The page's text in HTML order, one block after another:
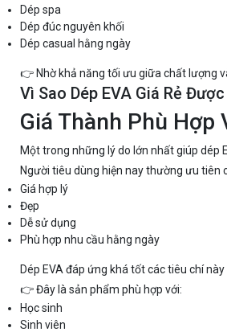
Dép spa
Dép đúc nguyên khối
Dép casual hằng ngày
👉 Nhờ khả năng tối ưu giữa chất lượng
Vì Sao Dép EVA Giá Rẻ
Giá Thành Phù Hợp
Một trong những lý do lớn nhất giúp dép
Người tiêu dùng hiện nay thường ưu tiên
Giá hợp lý
Đẹp
Dễ sử dụng
Phù hợp nhu cầu hằng ngày
Dép EVA đáp ứng khá tốt các tiêu chí
👉 Đây là sản phẩm phù hợp với:
Học sinh
Sinh viên